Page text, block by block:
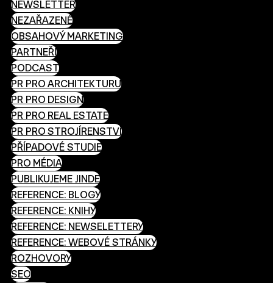
NEWSLETTER
NEZAŘAZENÉ
OBSAHOVÝ MARKETING
PARTNEŘI
PODCAST
PR PRO ARCHITEKTURU
PR PRO DESIGN
PR PRO REAL ESTATE
PR PRO STROJÍRENSTVÍ
PŘÍPADOVÉ STUDIE
PRO MÉDIA
PUBLIKUJEME JINDE
REFERENCE: BLOGY
REFERENCE: KNIHY
REFERENCE: NEWSELETTERY
REFERENCE: WEBOVÉ STRÁNKY
ROZHOVORY
SEO